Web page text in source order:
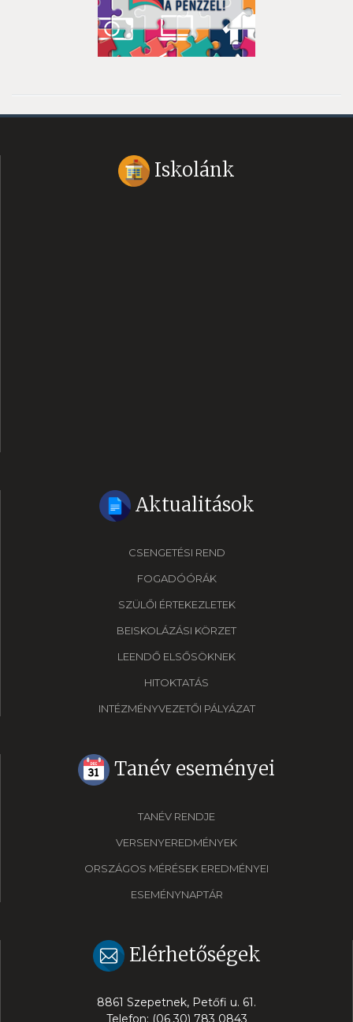
Iskolánk
Aktualitások
CSENGETÉSI REND
FOGADÓÓRÁK
SZÜLŐI ÉRTEKEZLETEK
BEISKOLÁZÁSI KÖRZET
LEENDŐ ELSŐSÖKNEK
HITOKTATÁS
INTÉZMÉNYVEZETŐI PÁLYÁZAT
Tanév eseményei
TANÉV RENDJE
VERSENYEREDMÉNYEK
ORSZÁGOS MÉRÉSEK EREDMÉNYEI
ESEMÉNYNAPTÁR
Elérhetőségek
8861 Szepetnek, Petőfi u. 61.
Telefon: (06 30) 783 0843